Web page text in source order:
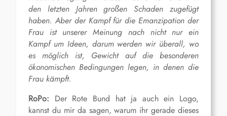
den letzten Jahren großen Schaden zugefügt
haben. Aber der Kampf für die Emanzipation der
Frau ist unserer Meinung nach nicht nur ein
Kampf um Ideen, darum werden wir überall, wo
es möglich ist, Gewicht auf die besonderen
ökonomischen Bedingungen legen, in denen die
Frau kämpft.
RoPo: Der Rote Bund hat ja auch ein Logo,
kannst du mir da sagen, warum ihr gerade dieses